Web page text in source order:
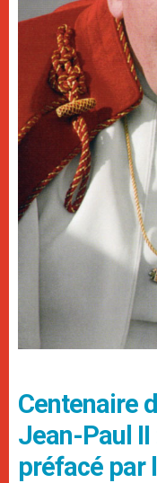
Centenaire
Jean-Paul II
préfacé par